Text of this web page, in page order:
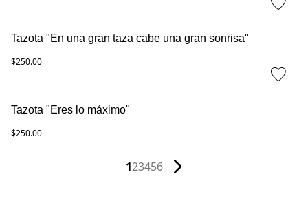
Tazota "En una gran taza cabe una gran sonrisa"
$250.00
Tazota "Eres lo máximo"
$250.00
123456